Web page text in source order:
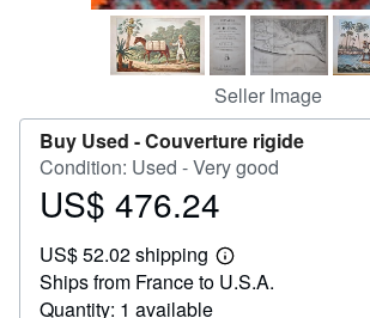
Seller Image
Buy Used -Couverture rigide
Condition: Used - Very good
Price
476.24
US$ 476.24
US$ 52.02 shipping
Learn
more
Ships from France to U.S.A.
Quantity: 1 available